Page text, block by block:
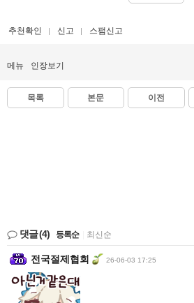
추천확인 신고 스팸신고
메뉴 인장보기
목록 본문 이전
댓글(4) 등록순 최신순
전국절제협회 26-06-03 17:25